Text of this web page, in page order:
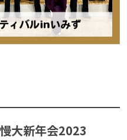
大新年会2023